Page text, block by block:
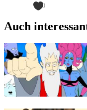
0
Auch